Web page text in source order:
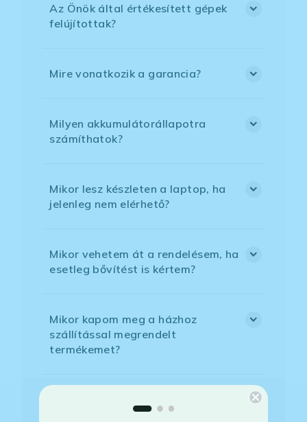
Az Önök által értékesített gépek
felújítottak?
Mire vonatkozik a garancia?
Milyen akkumulátorállapotra
számíthatok?
Mikor lesz készleten a laptop, ha
jelenleg nem elérhető?
Mikor vehetem át a rendelésem, ha
esetleg bővítést is kértem?
Mikor kapom meg a házhoz
szállítással megrendelt
termékemet?
telepítve a laptopra?